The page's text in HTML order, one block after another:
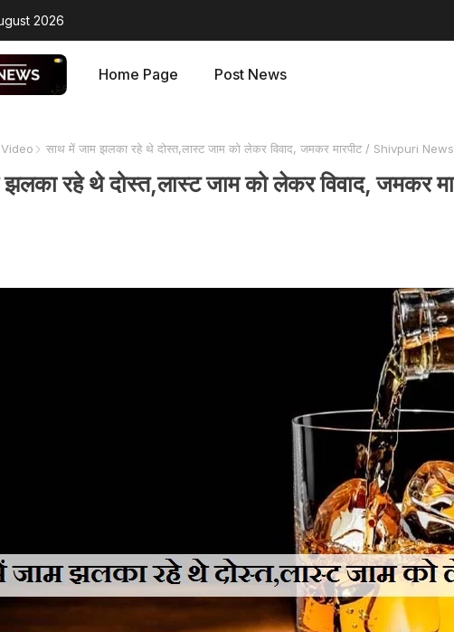
2026
Home Page Post News
साथ में जाम झलका रहे थे दोस्त,लास्ट जाम को लेकर विवाद, जमकर मारपीट / Shivpuri News
रहे थे दोस्त,लास्ट जाम को लेकर विवाद, जमकर